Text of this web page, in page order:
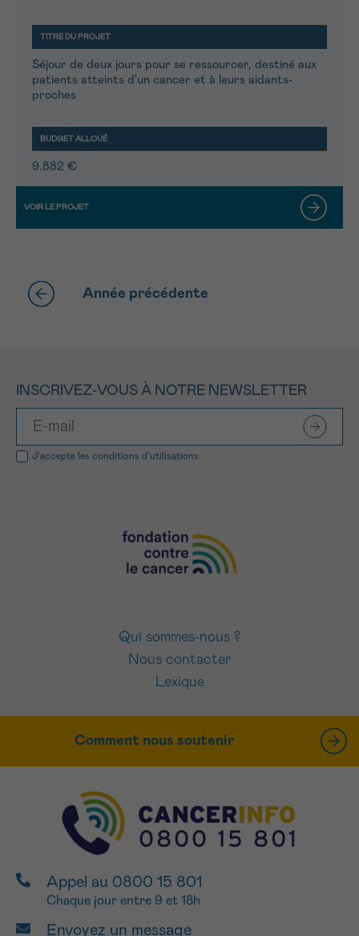
Séjour de deux jours pour se ressourcer, destiné aux
patients atteints d'un cancer et à leurs aidants-
proches
9.882 €
Année précédente
INSCRIVEZ-VOUS À NOTRE NEWSLETTER
J’accepte les conditions d’utilisations
Qui sommes-nous ?
Nous contacter
Lexique
Comment nous soutenir
Appel au 0800 15 801
Chaque jour entre 9 et 18h
Envoyez un message